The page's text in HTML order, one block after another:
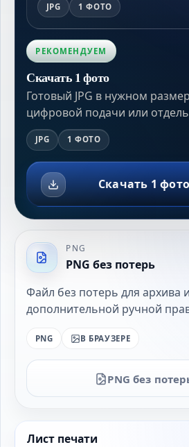
JPG 1 ФОТО
РЕКОМЕНДУЕМ
Скачать 1 фото
Готовый JPG в нужном
цифровой подачи или
JPG 1 ФОТО
Скачать 1 фото
PNG
PNG без потерь
Файл без потерь для архива
дополнительной ручной
PNG В БРАУЗЕРЕ
PNG без
Лист печати